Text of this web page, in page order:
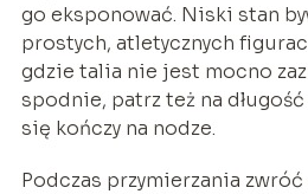
go eksponować. Niski stan
prostych, atletycznych
gdzie talia nie jest mocno
spodnie, patrz też na
się kończy na nodze.
Podczas przymierzania